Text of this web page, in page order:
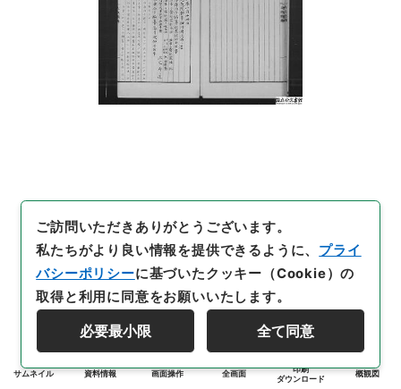
サムネイル 資料情報 画面操作 全画面
印刷
ダウンロード
概観図
ご訪問いただきありがとうございます。
私たちがより良い情報を提供できるように、 プライ
バシーポリシーに基づいたクッキー（Cookie）の
取得と利用に同意をお願いいたします。
必要最小限 全て同意